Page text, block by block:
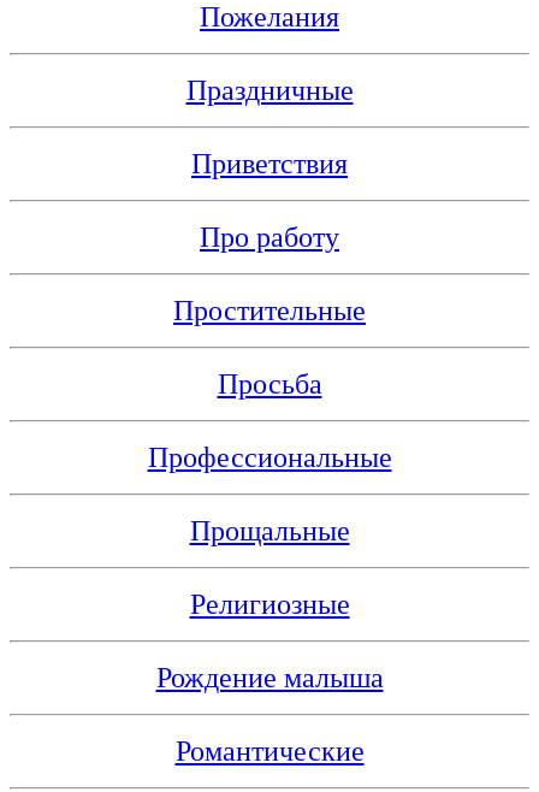
Пожелания
Праздничные
Приветствия
Про работу
Простительные
Просьба
Профессиональные
Прощальные
Религиозные
Рождение малыша
Романтические